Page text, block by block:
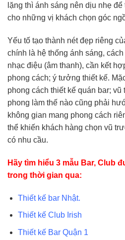
lặng thì ánh sáng nên dịu nhẹ
cho những vị khách chọn góc
Yếu tố tạo thành nét đẹp riêng
chính là hệ thống ánh sáng,
nhạc điệu (âm thanh), cần kết
phong cách; ý tưởng thiết kế.
phong cách thiết kế quán bar;
phong làm thế nào cũng phải
không gian mang phong cách
thể khiến khách hàng chọn vũ
có nhu cầu.
Hãy tìm hiểu 3 mẫu Bar, Club
trong thời gian qua:
Thiết kế bar Nhật.
Thiết kế Club Irish
Thiết kế Bar Quận 1